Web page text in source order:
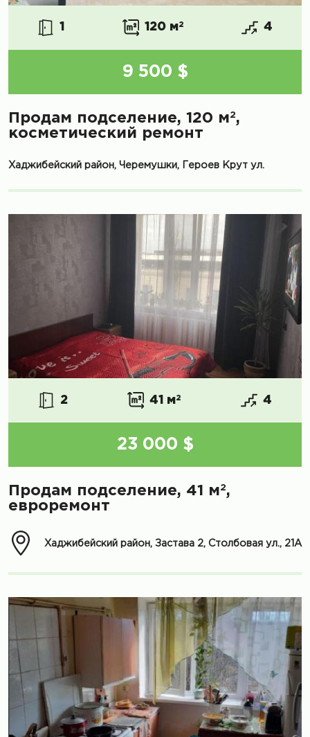
1 120 м2 4
9 500 $
Продам подселение, 120 м2,
косметический ремонт
Хаджибейский район, Черемушки, Героев Крут ул.
2 41 м2 4
23 000 $
Продам подселение, 41 м2,
евроремонт
Хаджибейский район, Застава 2, Столбовая ул., 21А